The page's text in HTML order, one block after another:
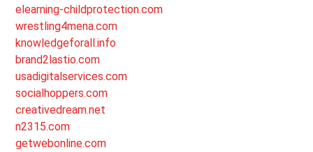
elearning-childprotection.com
wrestling4mena.com
knowledgeforall.info
brand2lastio.com
usadigitalservices.com
socialhoppers.com
creativedream.net
n2315.com
getwebonline.com